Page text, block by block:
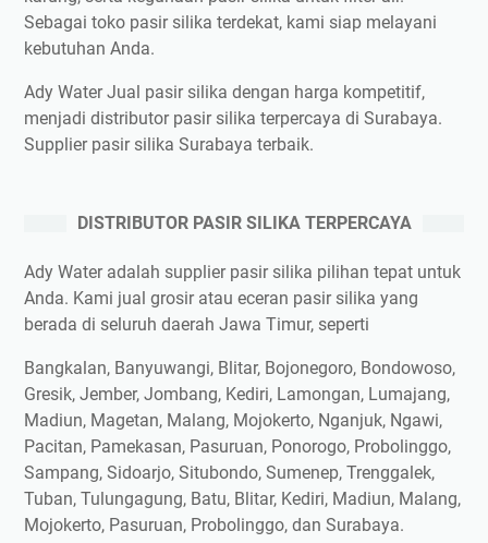
Sebagai toko pasir silika terdekat, kami siap melayani
kebutuhan Anda.
Ady Water Jual pasir silika dengan harga kompetitif,
menjadi distributor pasir silika terpercaya di Surabaya.
Supplier pasir silika Surabaya terbaik.
DISTRIBUTOR PASIR SILIKA TERPERCAYA
Ady Water adalah supplier pasir silika pilihan tepat untuk
Anda. Kami jual grosir atau eceran pasir silika yang
berada di seluruh daerah Jawa Timur, seperti
Bangkalan, Banyuwangi, Blitar, Bojonegoro, Bondowoso,
Gresik, Jember, Jombang, Kediri, Lamongan, Lumajang,
Madiun, Magetan, Malang, Mojokerto, Nganjuk, Ngawi,
Pacitan, Pamekasan, Pasuruan, Ponorogo, Probolinggo,
Sampang, Sidoarjo, Situbondo, Sumenep, Trenggalek,
Tuban, Tulungagung, Batu, Blitar, Kediri, Madiun, Malang,
Mojokerto, Pasuruan, Probolinggo, dan Surabaya.